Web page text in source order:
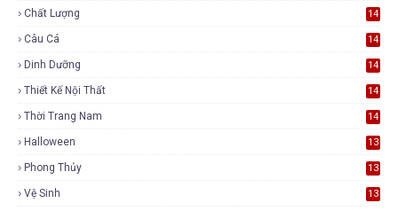
Chất Lượng 14
Câu Cá 14
Dinh Dưỡng 14
Thiết Kế Nội Thất 14
Thời Trang Nam 14
Halloween 13
Phong Thủy 13
Vệ Sinh 13